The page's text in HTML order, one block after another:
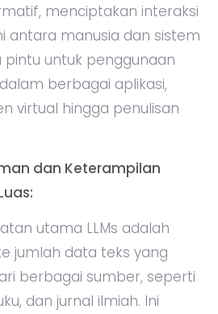
menciptakan interaksi
antara manusia dan sistem
pintu untuk penggunaan
berbagai aplikasi,
virtual hingga penulisan
dan Keterampilan
utama LLMs adalah
jumlah data teks yang
berbagai sumber, seperti
dan jurnal ilmiah. Ini